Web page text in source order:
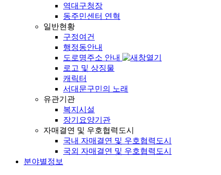
역대구청장
동주민센터 연혁
일반현황
구정여건
행정동안내
도로명주소 안내
로고 및 상징물
캐릭터
서대문구민의 노래
유관기관
복지시설
장기요양기관
자매결연 및 우호협력도시
국내 자매결연 및 우호협력도시
국외 자매결연 및 우호협력도시
분야별정보